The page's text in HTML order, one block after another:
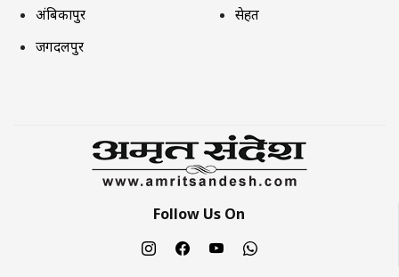
अंबिकापुर
जगदलपुर
सेहत
Follow Us On